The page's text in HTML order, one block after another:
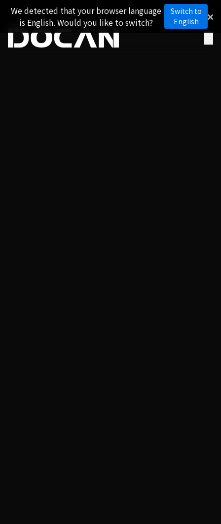
We detected that your browser language
is English. Would you like to switch?
Switch to
English